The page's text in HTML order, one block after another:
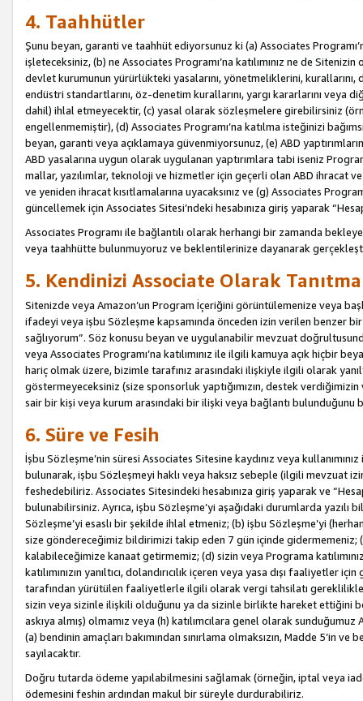
4. Taahhütler
Şunu beyan, garanti ve taahhüt ediyorsunuz ki (a) Associates
işleteceksiniz, (b) ne Associates Programı’na katılımınız ne de
devlet kurumunun yürürlükteki yasalarını, yönetmeliklerini,
endüstri standartlarını, öz-denetim kurallarını, yargı kararlarını
dahil) ihlal etmeyecektir, (c) yasal olarak sözleşmelere girebilirsiniz
engellenmemiştir), (d) Associates Programı’na katılma isteğinizi
beyan, garanti veya açıklamaya güvenmiyorsunuz, (e) ABD
ABD yasalarına uygun olarak uygulanan yaptırımlara tabi iseniz
mallar, yazılımlar, teknoloji ve hizmetler için geçerli olan ABD ihracat
ve yeniden ihracat kısıtlamalarına uyacaksınız ve (g) Associates
güncellemek için Associates Sitesi’ndeki hesabınıza giriş yaparak
Associates Programı ile bağlantılı olarak herhangi bir zamanda
veya taahhütte bulunmuyoruz ve beklentilerinize dayanarak
5. Kendinizi Associate Olarak
Sitenizde veya Amazon’un Program İçeriğini görüntülemenize veya
ifadeyi veya işbu Sözleşme kapsamında önceden izin verilen benzer
sağlıyorum”. Söz konusu beyan ve uygulanabilir mevzuat
veya Associates Programı’na katılımınız ile ilgili kamuya açık hiçbir
hariç olmak üzere, bizimle tarafınız arasındaki ilişkiyle ilgili olarak
göstermeyeceksiniz (size sponsorluk yaptığımızın, destek
sair bir kişi veya kurum arasındaki bir ilişki veya bağlantı bulunduğunu
6. Süre ve Fesih
İşbu Sözleşme’nin süresi Associates Sitesine kaydınız veya
bulunarak, işbu Sözleşmeyi haklı veya haksız sebeple (ilgili mevzuat
feshedebiliriz. Associates Sitesindeki hesabınıza giriş yaparak ve
bulunabilirsiniz. Ayrıca, işbu Sözleşme’yi aşağıdaki durumlarda yazılı
Sözleşme’yi esaslı bir şekilde ihlal etmeniz; (b) işbu Sözleşme’yi
size göndereceğimiz bildirimizi takip eden 7 gün içinde gidermemeniz;
kalabileceğimize kanaat getirmemiz; (d) sizin veya Programa
katılımınızın yanıltıcı, dolandırıcılık içeren veya yasa dışı
tarafından yürütülen faaliyetlerle ilgili olarak vergi tahsilatı
sizin veya sizinle ilişkili olduğunu ya da sizinle birlikte hareket ettiğini
askıya almış) olmamız veya (h) katılımcılara genel olarak
(a) bendinin amaçları bakımından sınırlama olmaksızın, Madde 5’in
sayılacaktır.
Doğru tutarda ödeme yapılabilmesini sağlamak (örneğin, iptal veya
ödemesini feshin ardından makul bir süreyle durdurabiliriz.